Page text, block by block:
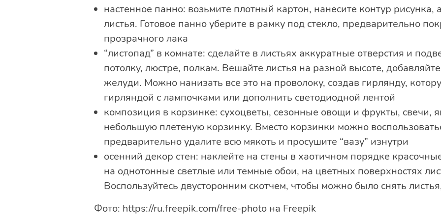
настенное панно: возьмите плотный картон, нанесите контур рисунка,
листья. Готовое панно уберите в рамку под стекло, предварительно
прозрачного лака
“листопад” в комнате: сделайте в листьях аккуратные отверстия и
потолку, люстре, полкам. Вешайте листья на разной высоте,
желуди. Можно нанизать все это на проволоку, создав гирлянду,
гирляндой с лампочками или дополнить светодиодной лентой
композиция в корзинке: сухоцветы, сезонные овощи и фрукты, свечи,
небольшую плетеную корзинку. Вместо корзинки можно
предварительно удалите всю мякоть и просушите “вазу” изнутри
осенний декор стен: наклейте на стены в хаотичном порядке
на однотонные светлые или темные обои, на цветных поверхностях
Воспользуйтесь двусторонним скотчем, чтобы можно было снять
Фото: https://ru.freepik.com/free-photo на Freepik